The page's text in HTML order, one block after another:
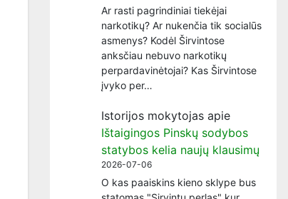
Ar rasti pagrindiniai tiekėjai
narkotikų? Ar nukenčia tik socialūs
asmenys? Kodėl Širvintose
anksčiau nebuvo narkotikų
perpardavinėtojai? Kas Širvintose
įvyko per…
Istorijos mokytojas apie
Ištaigingos Pinskų sodybos
statybos kelia naujų klausimų
2026-07-06
O kas paaiskins kieno sklype bus